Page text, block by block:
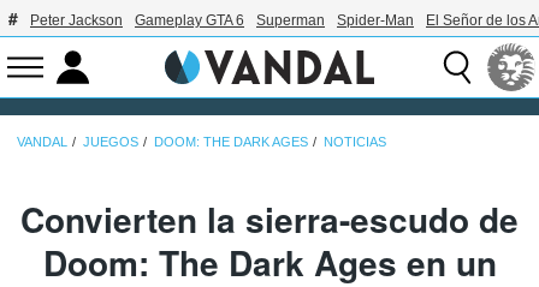
Peter Jackson Gameplay GTA 6 Superman Spider-Man El Señor de los
VANDAL JUEGOS DOOM: THE DARK AGES NOTICIAS
Convierten la sierra-escudo de
Doom: The Dark Ages en un